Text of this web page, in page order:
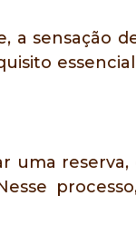
a sensação
uma